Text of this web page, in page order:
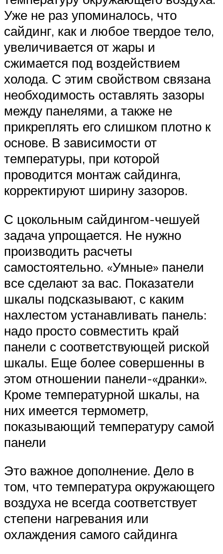
Уже не раз упоминалось, что
сайдинг, как и любое твердое тело,
увеличивается от жары и
сжимается под воздействием
холода. С этим свойством связана
необходимость оставлять зазоры
между панелями, а также не
прикреплять его слишком плотно к
основе. В зависимости от
температуры, при которой
проводится монтаж сайдинга,
корректируют ширину зазоров.
С цокольным сайдингом-чешуей
задача упрощается. Не нужно
производить расчеты
самостоятельно. «Умные» панели
все сделают за вас. Показатели
шкалы подсказывают, с каким
нахлестом устанавливать панель:
надо просто совместить край
панели с соответствующей риской
шкалы. Еще более совершенны в
этом отношении панели-«дранки».
Кроме температурной шкалы, на
них имеется термометр,
показывающий температуру самой
панели
Это важное дополнение. Дело в
том, что температура окружающего
воздуха не всегда соответствует
степени нагревания или
охлаждения самого сайдинга